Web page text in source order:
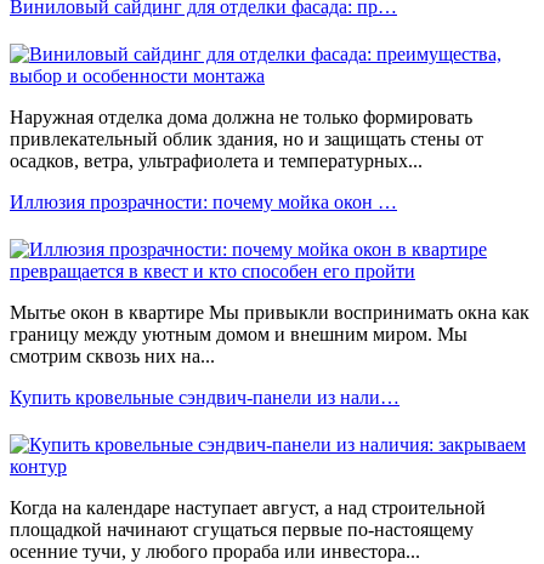
Виниловый сайдинг для отделки фасада: пр…
Наружная отделка дома должна не только формировать
привлекательный облик здания, но и защищать стены от
осадков, ветра, ультрафиолета и температурных...
Иллюзия прозрачности: почему мойка окон …
Мытье окон в квартире Мы привыкли воспринимать окна как
границу между уютным домом и внешним миром. Мы
смотрим сквозь них на...
Купить кровельные сэндвич-панели из нали…
Когда на календаре наступает август, а над строительной
площадкой начинают сгущаться первые по-настоящему
осенние тучи, у любого прораба или инвестора...